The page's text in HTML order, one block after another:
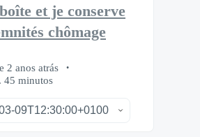
et je conserve
chômage
2 anos atrás
45 minutos